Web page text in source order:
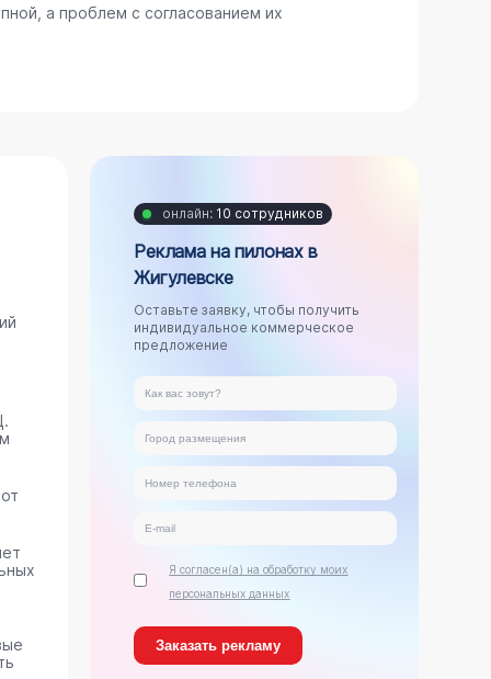
а проблем с согласованием их
онлайн: 10 сотрудников
Реклама на пилонах в
Жигулевске
Оставьте заявку, чтобы получить
индивидуальное коммерческое
предложение
Я согласен(а) на обработку моих
персональных данных